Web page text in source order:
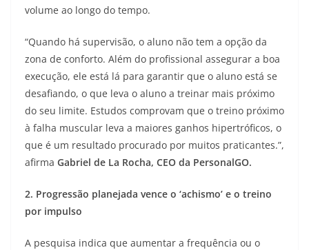
volume ao longo do tempo.
“Quando há supervisão, o aluno não tem a opção da
zona de conforto. Além do profissional assegurar a boa
execução, ele está lá para garantir que o aluno está se
desafiando, o que leva o aluno a treinar mais próximo
do seu limite. Estudos comprovam que o treino próximo
à falha muscular leva a maiores ganhos hipertróficos, o
que é um resultado procurado por muitos praticantes.”,
afirma Gabriel de La Rocha, CEO da PersonalGO.
2. Progressão planejada vence o ‘achismo’ e o treino
por impulso
A pesquisa indica que aumentar a frequência ou o